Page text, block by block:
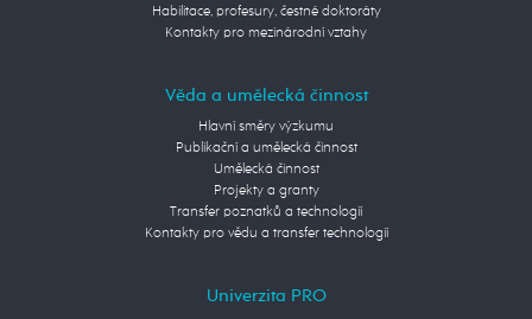
Habilitace, profesury, čestné doktoráty
Kontakty pro mezinárodní vztahy
Věda a umělecká činnost
Hlavní směry výzkumu
Publikační a umělecká činnost
Umělecká činnost
Projekty a granty
Transfer poznatků a technologií
Kontakty pro vědu a transfer technologií
Univerzita PRO